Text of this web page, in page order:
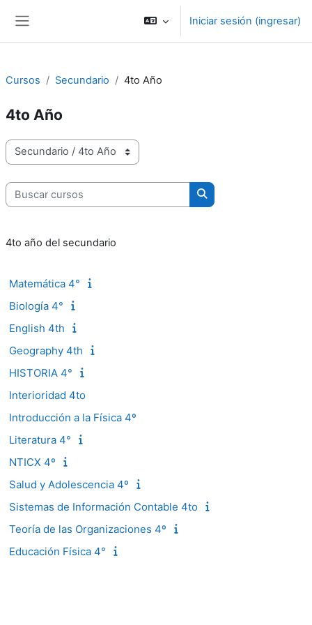
Iniciar sesión (ingresar)
Cursos Secundario 4to Año
4to Año
Categorías
Buscar cursos
Buscar cursos
4to año del secundario
Matemática 4°
Biología 4°
English 4th
Geography 4th
HISTORIA 4°
Interioridad 4to
Introducción a la Física 4º
Literatura 4°
NTICX 4º
Salud y Adolescencia 4º
Sistemas de Información Contable 4to
Teoría de las Organizaciones 4º
Educación Física 4°